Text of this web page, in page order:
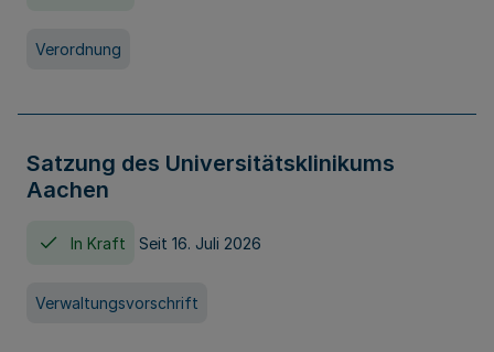
Verordnung
Satzung des Universitätsklinikums
Aachen
In Kraft Seit 16. Juli 2026
Verwaltungsvorschrift